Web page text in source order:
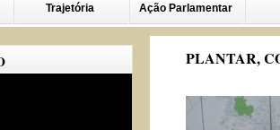
Trajetória Ação Parlamentar
PLANTAR,